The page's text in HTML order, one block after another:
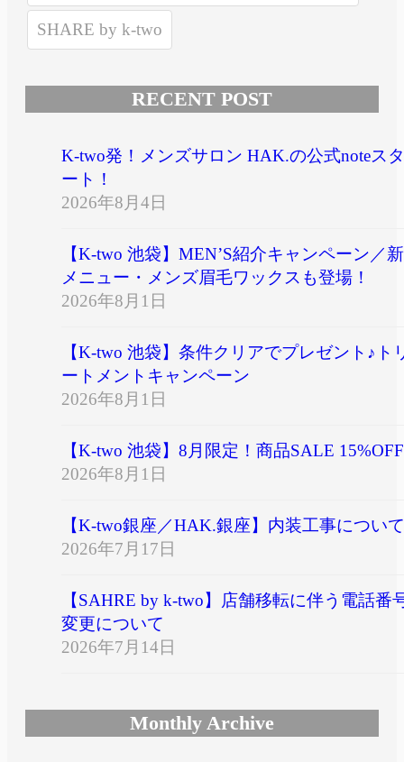
SHARE by k-two
RECENT POST
K-two発！メンズサロン HAK.の公式noteスタ
ート！
2026年8月4日
【K-two 池袋】MEN’S紹介キャンペーン／新
メニュー・メンズ眉毛ワックスも登場！
2026年8月1日
【K-two 池袋】条件クリアでプレゼント♪ト
ートメントキャンペーン
2026年8月1日
【K-two 池袋】8月限定！商品SALE 15%OFF
2026年8月1日
【K-two銀座／HAK.銀座】内装工事について
2026年7月17日
【SAHRE by k-two】店舗移転に伴う電話番
変更について
2026年7月14日
Monthly Archive